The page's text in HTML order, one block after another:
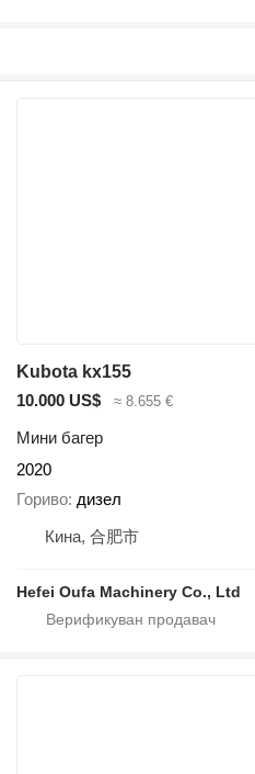
Kubota kx155
10.000 US$
≈ 8.655 €
Мини багер
2020
Гориво дизел
Кина, 合肥市
Hefei Oufa Machinery Co., Ltd